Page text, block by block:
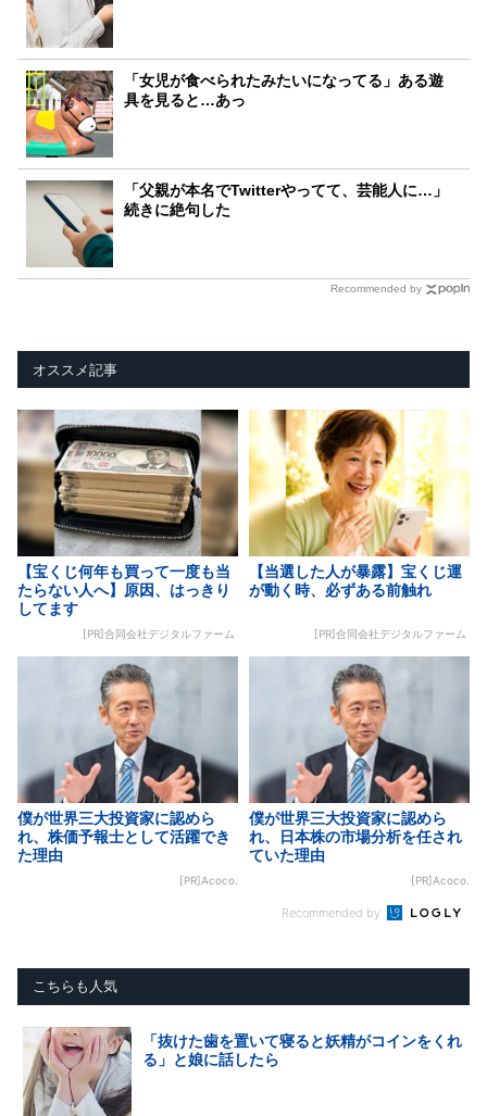
「女児が食べられたみたいになってる」ある遊
具を見ると…あっ
「父親が本名でTwitterやってて、芸能人に…」
続きに絶句した
Recommended by
オススメ記事
【宝くじ何年も買って一度も当
たらない人へ】原因、はっきり
してます
[PR]合同会社デジタルファーム
【当選した人が暴露】宝くじ運
が動く時、必ずある前触れ
[PR]合同会社デジタルファーム
僕が世界三大投資家に認めら
れ、株価予報士として活躍でき
た理由
[PR]Acoco.
僕が世界三大投資家に認めら
れ、日本株の市場分析を任され
ていた理由
[PR]Acoco.
Recommended by
こちらも人気
「抜けた歯を置いて寝ると妖精がコインをくれ
る」と娘に話したら